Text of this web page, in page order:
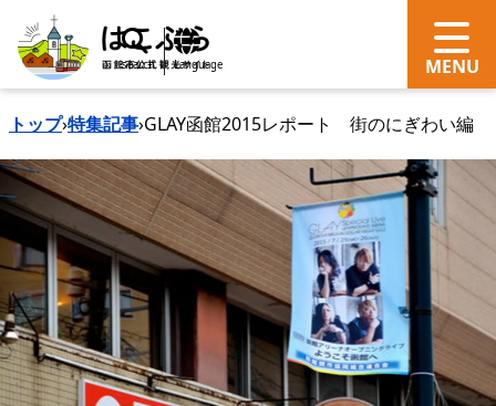
search Language
トップ›特集記事›GLAY函館2015レポート 街のにぎわい編